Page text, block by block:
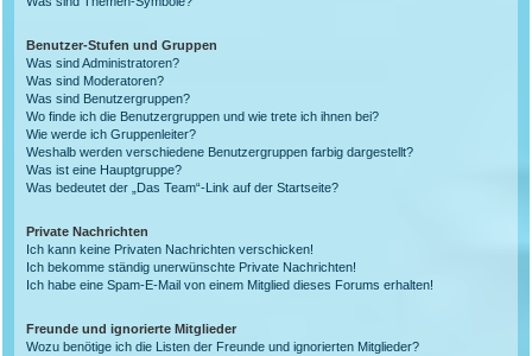
Benutzer-Stufen und Gruppen
Was sind Administratoren?
Was sind Moderatoren?
Was sind Benutzergruppen?
Wo finde ich die Benutzergruppen und wie trete ich ihnen bei?
Wie werde ich Gruppenleiter?
Weshalb werden verschiedene Benutzergruppen farbig dargestellt?
Was ist eine Hauptgruppe?
Was bedeutet der „Das Team“-Link auf der Startseite?
Private Nachrichten
Ich kann keine Privaten Nachrichten verschicken!
Ich bekomme ständig unerwünschte Private Nachrichten!
Ich habe eine Spam-E-Mail von einem Mitglied dieses Forums erhalten!
Freunde und ignorierte Mitglieder
Wozu benötige ich die Listen der Freunde und ignorierten Mitglieder?